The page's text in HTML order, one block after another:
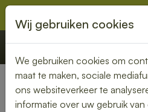
€ 0,00
Nederland» Kockengen
Wij gebruiken cookies
We gebruiken cookies om
maat te maken, sociale
ons websiteverkeer te
informatie over uw gebruik